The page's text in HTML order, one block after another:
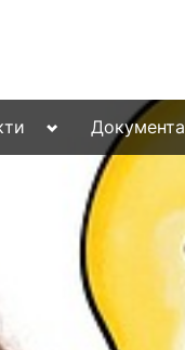
Toggle
menu
Документа